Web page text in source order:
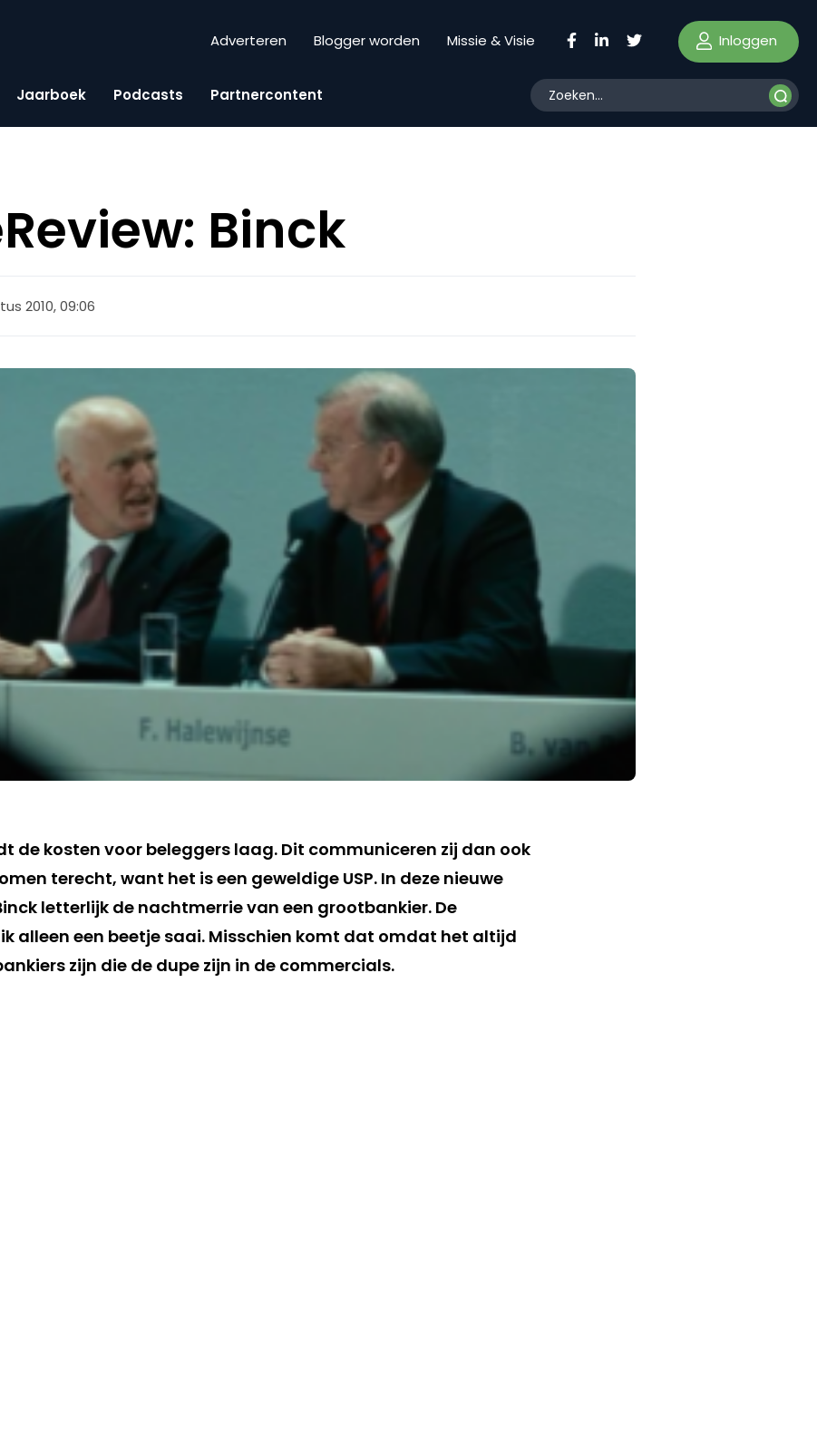
Adverteren Blogger worden Missie & Visie Inloggen
Jaarboek Podcasts Partnercontent
Binck
2010, 09:06
de kosten voor beleggers laag. Dit communiceren zij dan ook
terecht, want het is een geweldige USP. In deze nieuwe
letterlijk de nachtmerrie van een grootbankier. De
alleen een beetje saai. Misschien komt dat omdat het altijd
zijn die de dupe zijn in de commercials.